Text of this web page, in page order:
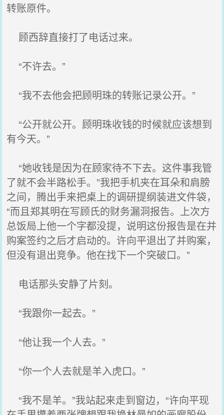
转账原件。
顾西辞直接打了电话过来。
“不许去。”
“我不去他会把顾明珠的转账记录公开。”
“公开就公开。顾明珠收钱的时候就应该想到
有今天。”
“她收钱是因为在顾家待不下去。这件事我管
了就不会半路松手。”我把手机夹在耳朵和肩膀
之间，腾出手来把桌上的调研提纲装进文件袋，
“而且郑其明在写顾氏的财务漏洞报告。上次方
总饭局上他一个字都没提，说明这份报告是在并
购案签约之后才启动的。许向平退出了并购案，
但没有退出竞争。他在找下一个突破口。”
电话那头安静了片刻。
“我跟你一起去。”
“他让我一个人去。”
“你一个人去就是羊入虎口。”
“我不是羊。”我站起来走到窗边，“许向平现